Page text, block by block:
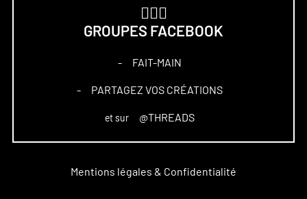
GROUPES FACEBOOK
– FAIT-MAIN
– PARTAGEZ VOS CRÉATIONS
et sur @THREADS
Mentions légales & Confidentialité